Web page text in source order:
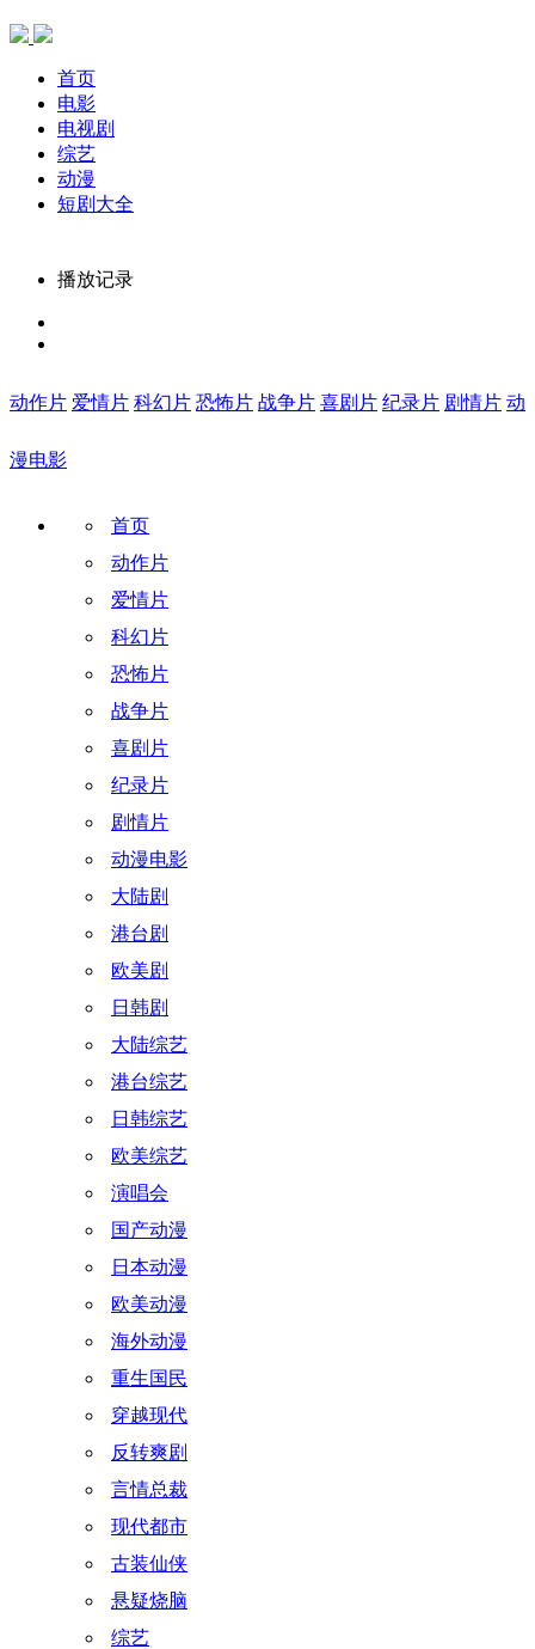
首页
电影
电视剧
综艺
动漫
短剧大全
播放记录
动作片 爱情片 科幻片 恐怖片 战争片 喜剧片 纪录片 剧情片 动
漫电影
首页
动作片
爱情片
科幻片
恐怖片
战争片
喜剧片
纪录片
剧情片
动漫电影
大陆剧
港台剧
欧美剧
日韩剧
大陆综艺
港台综艺
日韩综艺
欧美综艺
演唱会
国产动漫
日本动漫
欧美动漫
海外动漫
重生国民
穿越现代
反转爽剧
言情总裁
现代都市
古装仙侠
悬疑烧脑
综艺